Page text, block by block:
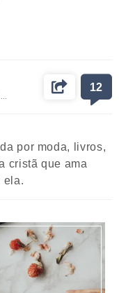
12
por moda, livros,
cristã que ama
ela.